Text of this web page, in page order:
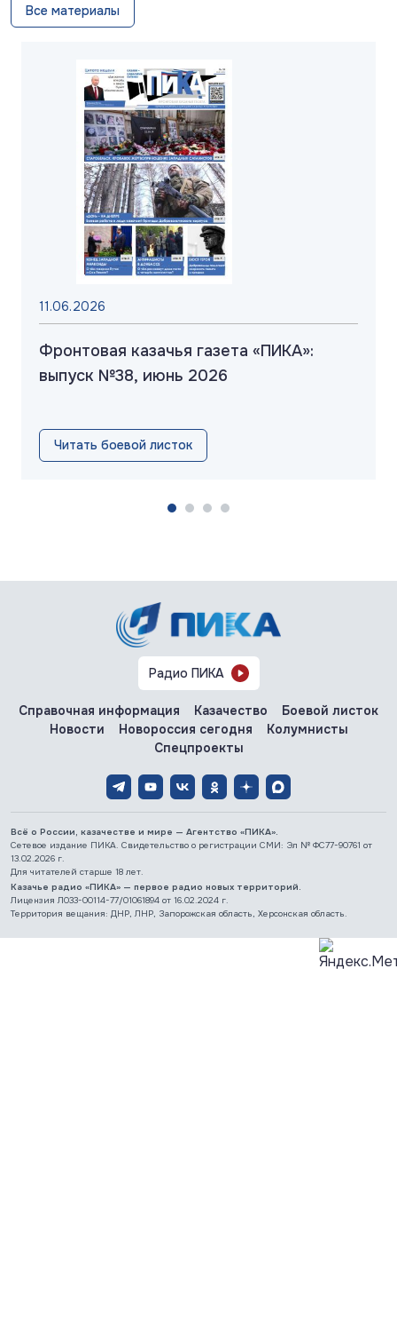
Все материалы
11.06.2026
Фронтовая казачья газета «ПИКА»:
выпуск №38, июнь 2026
Читать боевой листок
Радио ПИКА
Справочная информация Казачество
Боевой листок
Новости
Новороссия сегодня
Колумнисты
Спецпроекты
Всё о России, казачестве и мире — Агентство «ПИКА».
Сетевое издание ПИКА. Свидетельство о регистрации СМИ: Эл № ФС77-90761 от
13.02.2026 г.
Для читателей старше 18 лет.
Казачье радио «ПИКА» — первое радио новых территорий.
Лицензия Л033-00114-77/01061894 от 16.02.2024 г.
Территория вещания: ДНР, ЛНР, Запорожская область, Херсонская область.